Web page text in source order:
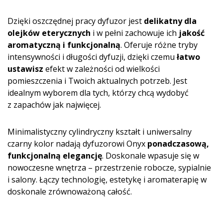
Dzięki oszczędnej pracy dyfuzor jest delikatny dla
olejków eterycznych i w pełni zachowuje ich jakość
aromatyczną i funkcjonalną. Oferuje różne tryby
intensywności i długości dyfuzji, dzięki czemu łatwo
ustawisz efekt w zależności od wielkości
pomieszczenia i Twoich aktualnych potrzeb. Jest
idealnym wyborem dla tych, którzy chcą wydobyć
z zapachów jak najwięcej.
Minimalistyczny cylindryczny kształt i uniwersalny
czarny kolor nadają dyfuzorowi Onyx ponadczasową,
funkcjonalną elegancję. Doskonale wpasuje się w
nowoczesne wnętrza – przestrzenie robocze, sypialnie
i salony. Łączy technologię, estetykę i aromaterapię w
doskonale zrównoważoną całość.